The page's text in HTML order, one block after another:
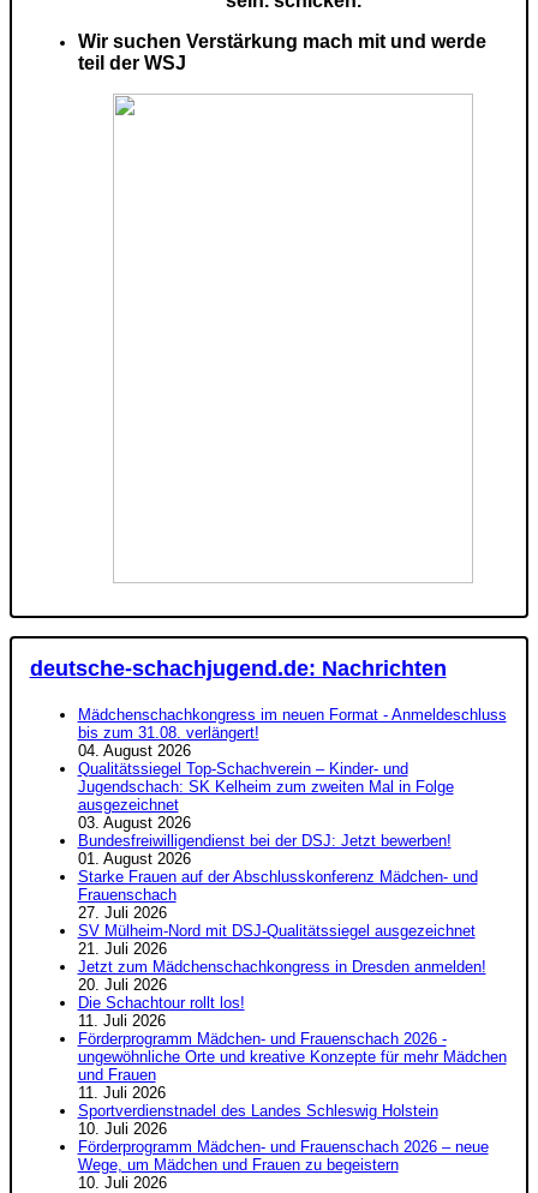
Wir suchen Verstärkung mach mit und werde
teil der WSJ
deutsche-schachjugend.de: Nachrichten
Mädchenschachkongress im neuen Format - Anmeldeschluss
bis zum 31.08. verlängert!
04. August 2026
Qualitätssiegel Top-Schachverein – Kinder- und
Jugendschach: SK Kelheim zum zweiten Mal in Folge
ausgezeichnet
03. August 2026
Bundesfreiwilligendienst bei der DSJ: Jetzt bewerben!
01. August 2026
Starke Frauen auf der Abschlusskonferenz Mädchen- und
Frauenschach
27. Juli 2026
SV Mülheim-Nord mit DSJ-Qualitätssiegel ausgezeichnet
21. Juli 2026
Jetzt zum Mädchenschachkongress in Dresden anmelden!
20. Juli 2026
Die Schachtour rollt los!
11. Juli 2026
Förderprogramm Mädchen- und Frauenschach 2026 -
ungewöhnliche Orte und kreative Konzepte für mehr Mädchen
und Frauen
11. Juli 2026
Sportverdienstnadel des Landes Schleswig Holstein
10. Juli 2026
Förderprogramm Mädchen- und Frauenschach 2026 – neue
Wege, um Mädchen und Frauen zu begeistern
10. Juli 2026